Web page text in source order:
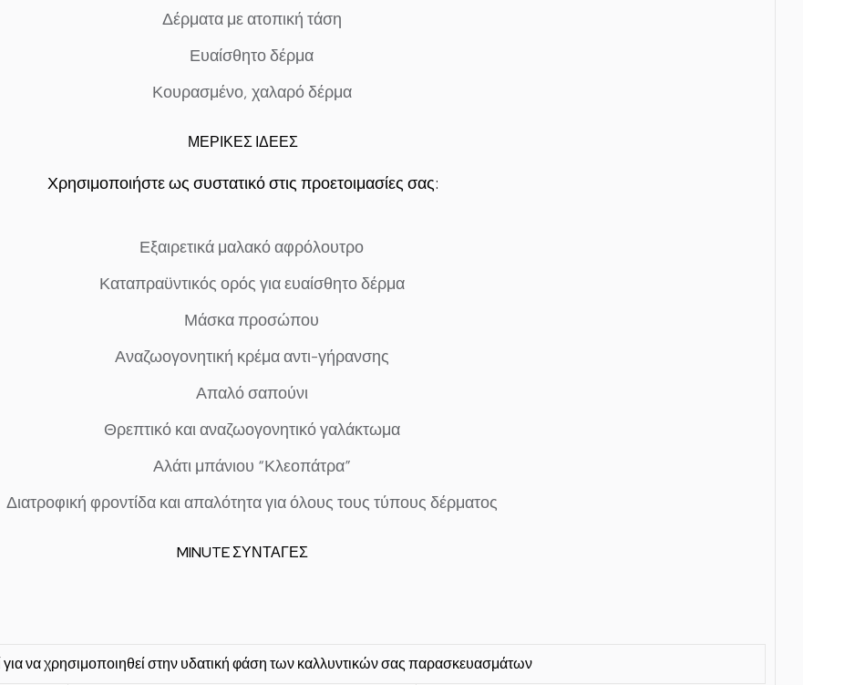
Δέρματα με ατοπική τάση
Ευαίσθητο δέρμα
Κουρασμένο, χαλαρό δέρμα
ΜΕΡΙΚΕΣ ΙΔΕΕΣ
Χρησιμοποιήστε ως συστατικό στις προετοιμασίες σας:
Εξαιρετικά μαλακό αφρόλουτρο
Καταπραϋντικός ορός για ευαίσθητο δέρμα
Μάσκα προσώπου
Αναζωογονητική κρέμα αντι-γήρανσης
Απαλό σαπούνι
Θρεπτικό και αναζωογονητικό γαλάκτωμα
Αλάτι μπάνιου “Κλεοπάτρα”
Διατροφική φροντίδα και απαλότητα για όλους τους τύπους δέρματος
MINUTE ΣΥΝΤΑΓΕΣ
να χρησιμοποιηθεί στην υδατική φάση των καλλυντικών σας παρασκευασμάτων